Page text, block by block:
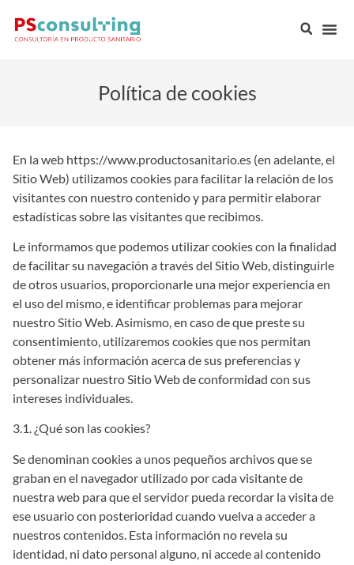
Política de cookies
En la web https://www.productosanitario.es (en adelante, el
Sitio Web) utilizamos cookies para facilitar la relación de los
visitantes con nuestro contenido y para permitir elaborar
estadísticas sobre las visitantes que recibimos.
Le informamos que podemos utilizar cookies con la finalidad
de facilitar su navegación a través del Sitio Web, distinguirle
de otros usuarios, proporcionarle una mejor experiencia en
el uso del mismo, e identificar problemas para mejorar
nuestro Sitio Web. Asimismo, en caso de que preste su
consentimiento, utilizaremos cookies que nos permitan
obtener más información acerca de sus preferencias y
personalizar nuestro Sitio Web de conformidad con sus
intereses individuales.
3.1. ¿Qué son las cookies?
Se denominan cookies a unos pequeños archivos que se
graban en el navegador utilizado por cada visitante de
nuestra web para que el servidor pueda recordar la visita de
ese usuario con posterioridad cuando vuelva a acceder a
nuestros contenidos. Esta información no revela su
identidad, ni dato personal alguno, ni accede al contenido